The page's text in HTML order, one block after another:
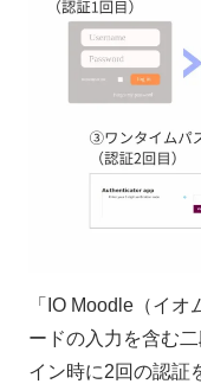
「IO Moodle（イ
ードの入力を含む
イン時に2回の認証